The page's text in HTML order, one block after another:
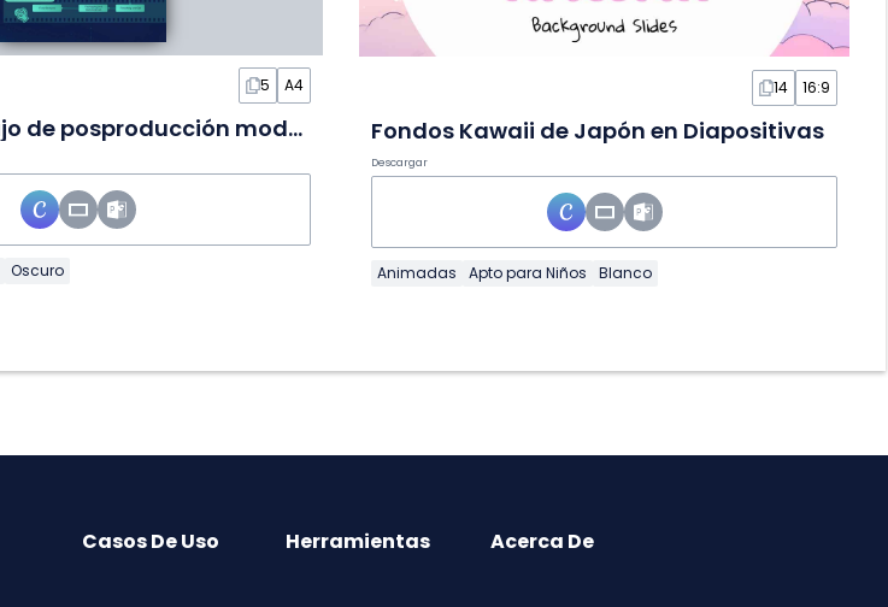
5 A4
Flujo de trabajo de posproducción moderno en Infografía
Oscuro
14 16:9
Fondos Kawaii de Japón en Diapositivas
Descargar
Animadas Apto para Niños Blanco
Casos De Uso Herramientas Acerca De